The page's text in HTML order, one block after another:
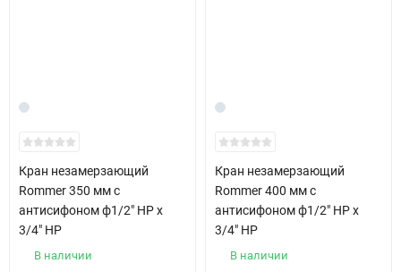
Кран незамерзающий
Rommer 350 мм с
антисифоном ф1/2" НР х
3/4" НР
В наличии
Кран незамерзающий
Rommer 400 мм с
антисифоном ф1/2" НР х
3/4" НР
В наличии